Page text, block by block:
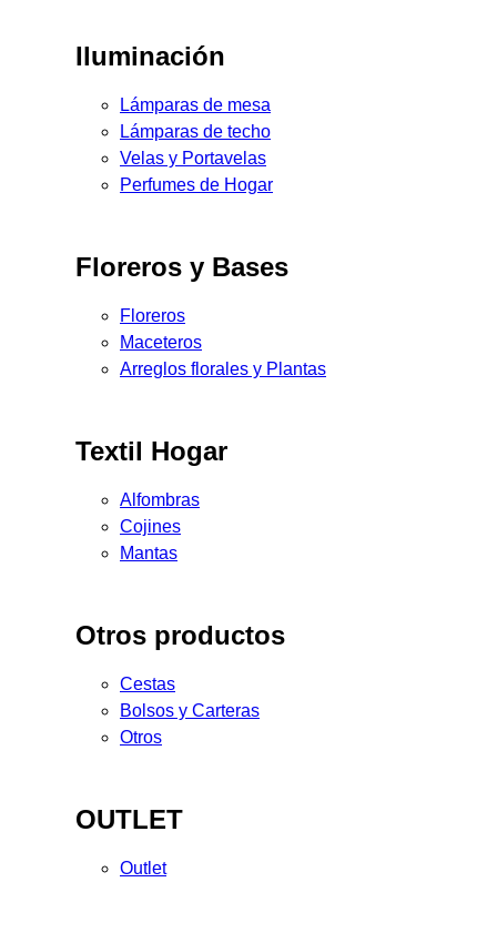
Iluminación
Lámparas de mesa
Lámparas de techo
Velas y Portavelas
Perfumes de Hogar
Floreros y Bases
Floreros
Maceteros
Arreglos florales y Plantas
Textil Hogar
Alfombras
Cojines
Mantas
Otros productos
Cestas
Bolsos y Carteras
Otros
OUTLET
Outlet